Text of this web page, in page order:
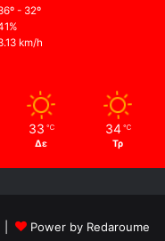
- 32º
km/h
33 ℃
Δε
34 ℃
Τρ
| Power by Redaroume